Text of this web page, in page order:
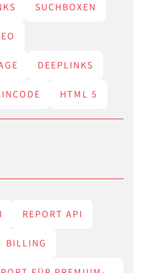
SUCHBOXEN
DEEPLINKS
HTML 5
REPORT API
BILLING